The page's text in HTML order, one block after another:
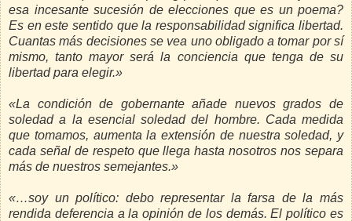
esa incesante sucesión de elecciones que es un poema?
Es en este sentido que la responsabilidad significa libertad.
Cuantas más decisiones se vea uno obligado a tomar por sí
mismo, tanto mayor será la conciencia que tenga de su
libertad para elegir.»
«La condición de gobernante añade nuevos grados de
soledad a la esencial soledad del hombre. Cada medida
que tomamos, aumenta la extensión de nuestra soledad, y
cada señal de respeto que llega hasta nosotros nos separa
más de nuestros semejantes.»
«…soy un político: debo representar la farsa de la más
rendida deferencia a la opinión de los demás. El político es